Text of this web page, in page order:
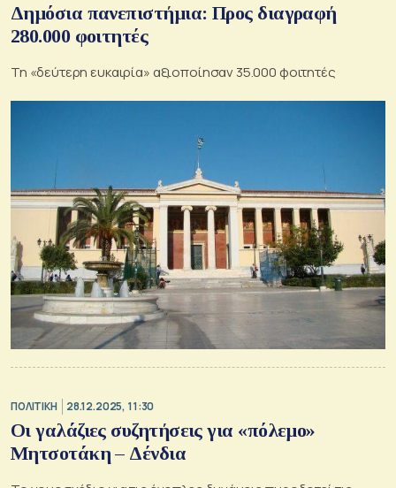
Δημόσια πανεπιστήμια: Προς διαγραφή
280.000 φοιτητές
Τη «δεύτερη ευκαιρία» αξιοποίησαν 35.000 φοιτητές
ΠΟΛΙΤΙΚΗ 28.12.2025, 11:30
Οι γαλάζιες συζητήσεις για «πόλεμο»
Μητσοτάκη – Δένδια